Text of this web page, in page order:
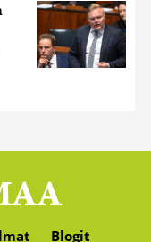
Blogit